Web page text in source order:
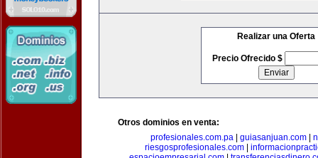
Realizar una Oferta
Precio Ofrecido $
Otros dominios en venta:
profesionales.com.pa
guiasanjuan.com
riesgosprofesionales.com